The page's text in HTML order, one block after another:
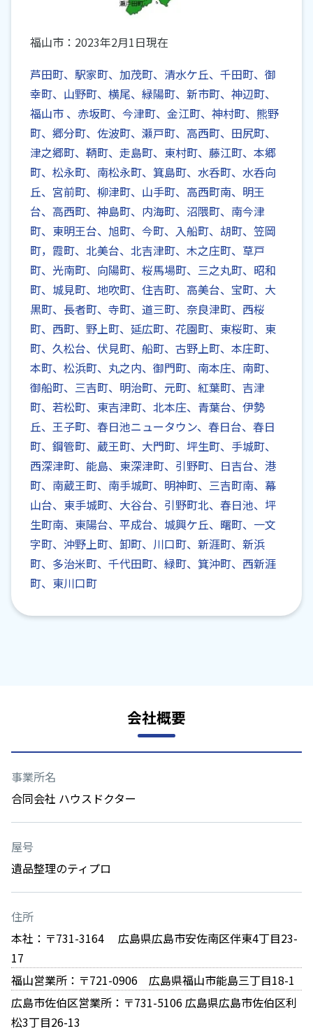
福山市：2023年2月1日現在
芦田町、駅家町、加茂町、清水ケ丘、千田町、御
幸町、山野町、横尾、緑陽町、新市町、神辺町、
福山市 、赤坂町、今津町、金江町、神村町、熊野
町、郷分町、佐波町、瀬戸町、高西町、田尻町、
津之郷町、鞆町、走島町、東村町、藤江町、本郷
町、松永町、南松永町、箕島町、水呑町、水呑向
丘、宮前町、柳津町、山手町、高西町南、明王
台、高西町、神島町、内海町、沼隈町、南今津
町、東明王台、旭町、今町、入船町、胡町、笠岡
町，霞町、北美台、北吉津町、木之庄町、草戸
町、光南町、向陽町、桜馬場町、三之丸町、昭和
町、城見町、地吹町、住吉町、高美台、宝町、大
黒町、長者町、寺町、道三町、奈良津町、西桜
町、西町、野上町、延広町、花園町、東桜町、東
町、久松台、伏見町、船町、古野上町、本庄町、
本町、松浜町、丸之内、御門町、南本庄、南町、
御船町、三吉町、明治町、元町、紅葉町、吉津
町、若松町、東吉津町、北本庄、青葉台、伊勢
丘、王子町、春日池ニュータウン、春日台、春日
町、鋼管町、蔵王町、大門町、坪生町、手城町、
西深津町、能島、東深津町、引野町、日吉台、港
町、南蔵王町、南手城町、明神町、三吉町南、幕
山台、東手城町、大谷台、引野町北、春日池、坪
生町南、東陽台、平成台、城興ケ丘、曙町、一文
字町、沖野上町、卸町、川口町、新涯町、新浜
町、多治米町、千代田町、緑町、箕沖町、西新涯
町、東川口町
会社概要
事業所名
合同会社 ハウスドクター
屋号
遺品整理のティプロ
住所
本社：〒731-3164 広島県広島市安佐南区伴東4丁目23-
17
福山営業所：〒721-0906 広島県福山市能島三丁目18-1
広島市佐伯区営業所：〒731-5106 広島県広島市佐伯区利
松3丁目26-13